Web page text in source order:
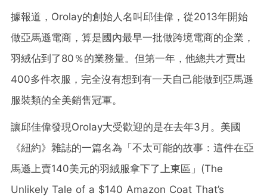
據報道，Orolay的創始人名叫邱佳偉，從2013年開始
做亞馬遜電商，算是國內最早一批做跨境電商的企業，
羽絨佔到了80％的業務量。但第一年，他總共才賣出
400多件衣服，完全沒有想到有一天自己能做到亞馬遜
服裝類的全美銷售冠軍。
讓邱佳偉發現Orolay大受歡迎的是在去年3月。美國
《紐約》雜誌的一篇名為「不太可能的故事：這件在亞
馬遜上賣140美元的羽絨服拿下了上東區」(The
Unlikely Tale of a $140 Amazon Coat That’s